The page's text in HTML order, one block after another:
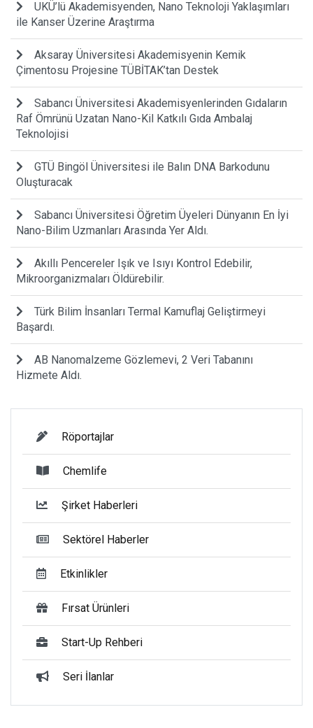
UKÜ’lü Akademisyenden, Nano Teknoloji Yaklaşımları
ile Kanser Üzerine Araştırma
Aksaray Üniversitesi Akademisyenin Kemik
Çimentosu Projesine TÜBİTAK’tan Destek
Sabancı Üniversitesi Akademisyenlerinden Gıdaların
Raf Ömrünü Uzatan Nano-Kil Katkılı Gıda Ambalaj
Teknolojisi
GTÜ Bingöl Üniversitesi ile Balın DNA Barkodunu
Oluşturacak
Sabancı Üniversitesi Öğretim Üyeleri Dünyanın En İyi
Nano-Bilim Uzmanları Arasında Yer Aldı.
Akıllı Pencereler Işık ve Isıyı Kontrol Edebilir,
Mikroorganizmaları Öldürebilir.
Türk Bilim İnsanları Termal Kamuflaj Geliştirmeyi
Başardı.
AB Nanomalzeme Gözlemevi, 2 Veri Tabanını
Hizmete Aldı.
Röportajlar
Chemlife
Şirket Haberleri
Sektörel Haberler
Etkinlikler
Fırsat Ürünleri
Start-Up Rehberi
Seri İlanlar